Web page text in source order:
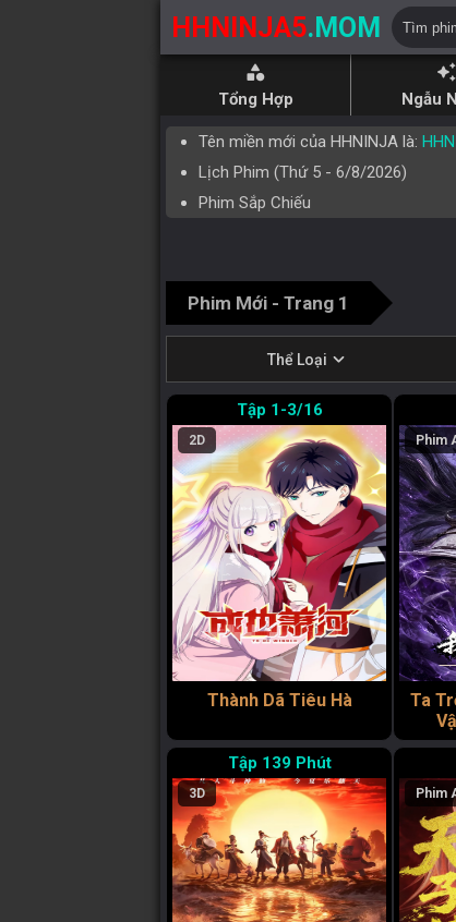
HHNINJA5.MOM
category
Tổng Hợp
auto_awesome
Ngẫu
Tên miền mới của HHNINJA là:
Lịch Phim (Thứ 5 - 6/8/2026)
Phim Sắp Chiếu
Phim Mới - Trang 1
Thể Loại expand_more
1-3/16
2D
Thành Dã Tiêu Hà
Phim
Ta
139 Phút
3D Phim